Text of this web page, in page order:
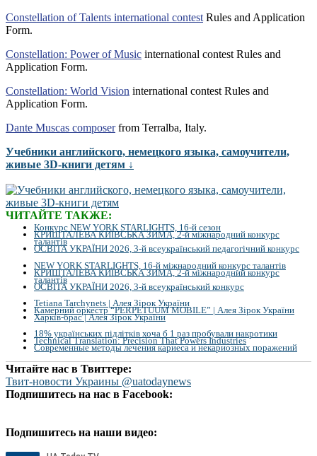
Constellation of Talents international contest Rules and Application
Form.
Constellation: Power of Music international contest Rules and
Application Form.
Constellation: World Vision international contest Rules and
Application Form.
Dante Muscas composerfrom Terralba, Italy.
Учебники английского, немецкого языка, самоучители,
живые 3D-книги детям ↓
ЧИТАЙТЕ ТАКЖЕ:
Конкурс NEW YORK STARLIGHTS, 16-й сезон
КРИШТАЛЕВА КИЇВСЬКА ЗИМА, 2-й міжнародний конкурс
талантів
ОСВІТА УКРАЇНИ 2026, 3-й всеукраїнський педагогічний конкурс
NEW YORK STARLIGHTS, 16-й міжнародний конкурс талантів
КРИШТАЛЕВА КИЇВСЬКА ЗИМА, 2-й міжнародний конкурс
талантів
ОСВІТА УКРАЇНИ 2026, 3-й всеукраїнський конкурс
Tetiana Tarchynets | Алея Зірок України
Камерний оркестр “PERPETUUM MOBILE” | Алея Зірок України
Харків-брас | Алея Зірок України
18% українських підлітків хоча б 1 раз пробували накротики
Technical Translation: Precision That Powers Industries
Современные методы лечения кариеса и некариозных поражений
Читайте нас в Твиттере:
Твит-новости Украины @uatodaynews
Подпишитесь на нас в Facebook:
Подпишитесь на наши видео: